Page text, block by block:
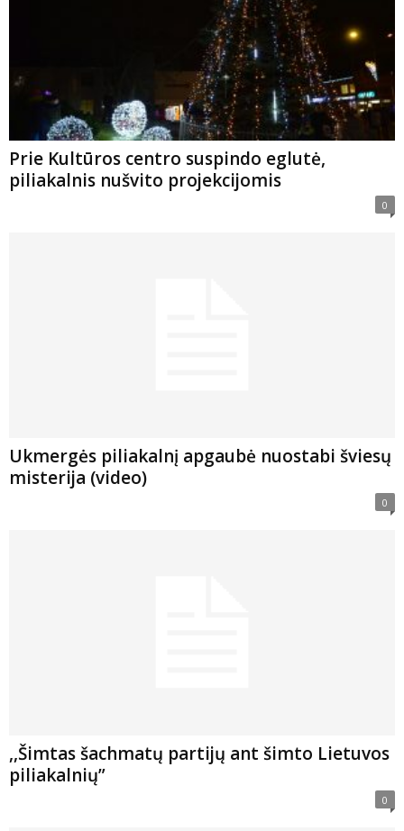
Prie Kultūros centro suspindo eglutė,
piliakalnis nušvito projekcijomis
0
Ukmergės piliakalnį apgaubė nuostabi šviesų
misterija (video)
0
,,Šimtas šachmatų partijų ant šimto Lietuvos
piliakalnių”
0